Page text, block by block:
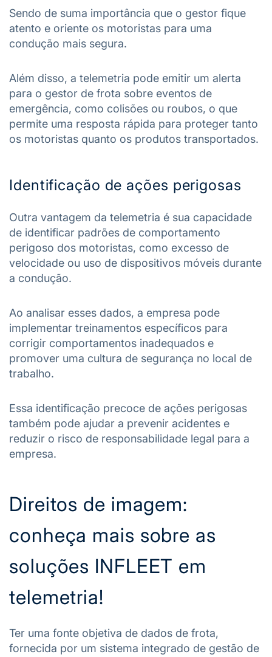
Sendo de suma importância que o gestor fique
atento e oriente os motoristas para uma
condução mais segura.
Além disso, a telemetria pode emitir um alerta
para o gestor de frota sobre eventos de
emergência, como colisões ou roubos, o que
permite uma resposta rápida para proteger tanto
os motoristas quanto os produtos transportados.
Identificação de ações perigosas
Outra vantagem da telemetria é sua capacidade
de identificar padrões de comportamento
perigoso dos motoristas, como excesso de
velocidade ou uso de dispositivos móveis durante
a condução.
Ao analisar esses dados, a empresa pode
implementar treinamentos específicos para
corrigir comportamentos inadequados e
promover uma cultura de segurança no local de
trabalho.
Essa identificação precoce de ações perigosas
também pode ajudar a prevenir acidentes e
reduzir o risco de responsabilidade legal para a
empresa.
Direitos de imagem:
conheça mais sobre as
soluções INFLEET em
telemetria!
Ter uma fonte objetiva de dados de frota,
fornecida por um sistema integrado de gestão de